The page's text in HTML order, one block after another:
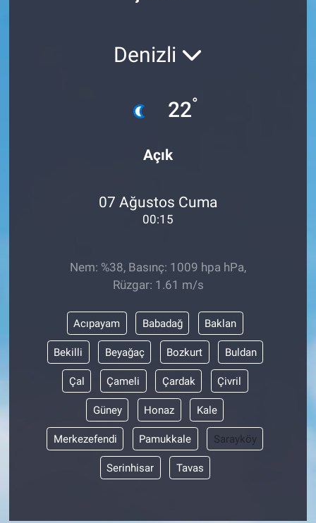
Denizli
22°
Açık
07 Ağustos Cuma
00:15
Nem: %38, Basınç: 1009 hpa hPa,
Rüzgar: 1.61 m/s
Acıpayam Babadağ Baklan
Bekilli Beyağaç Bozkurt Buldan
Çal Çameli Çardak Çivril
Güney Honaz Kale
Merkezefendi Pamukkale Sarayköy
Serinhisar Tavas
Bilim ve Teknoloji